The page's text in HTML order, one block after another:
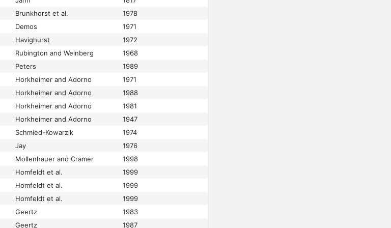
Brunkhorst et al.
1978
Demos
1971
Havighurst
1972
Rubington and Weinberg
1968
Peters
1989
Horkheimer and Adorno
1971
Horkheimer and Adorno
1988
Horkheimer and Adorno
1981
Horkheimer and Adorno
1947
Schmied-Kowarzik
1974
Jay
1976
Mollenhauer and Cramer
1998
Homfeldt et al.
1999
Homfeldt et al.
1999
Homfeldt et al.
1999
Geertz
1983
Geertz 1987